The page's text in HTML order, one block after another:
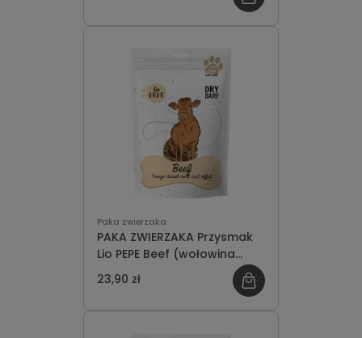
Paka zwierzaka
PAKA ZWIERZAKA Przysmak
Lio PEPE Beef (wołowina
mięso) 60g
23,90 zł